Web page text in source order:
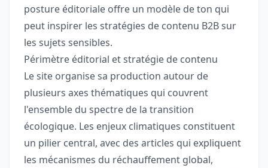
posture éditoriale offre un modèle de ton qui
peut inspirer les stratégies de contenu B2B sur
les sujets sensibles.
Périmètre éditorial et stratégie de contenu
Le site organise sa production autour de
plusieurs axes thématiques qui couvrent
l'ensemble du spectre de la transition
écologique. Les enjeux climatiques constituent
un pilier central, avec des articles qui expliquent
les mécanismes du réchauffement global,